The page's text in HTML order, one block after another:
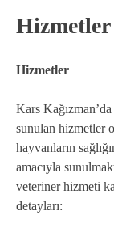
Hizmetler
Hizmetler
Kars
sunulan hizmetler
hayvanların
amacıyla
veteriner hizmeti
detayları: